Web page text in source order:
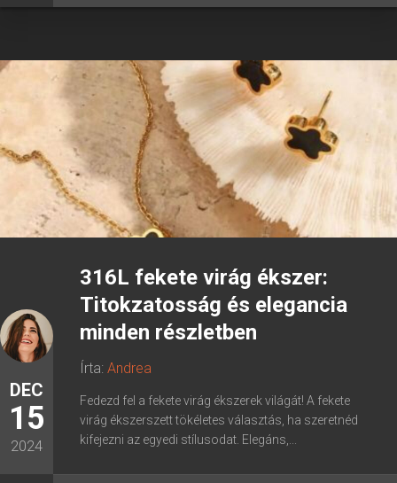
DEC
15
2024
316L fekete virág ékszer:
Titokzatosság és elegancia
minden részletben
Írta: Andrea
Fedezd fel a fekete virág ékszerek világát! A fekete
virág ékszerszett tökéletes választás, ha szeretnéd
kifejezni az egyedi stílusodat. Elegáns,...